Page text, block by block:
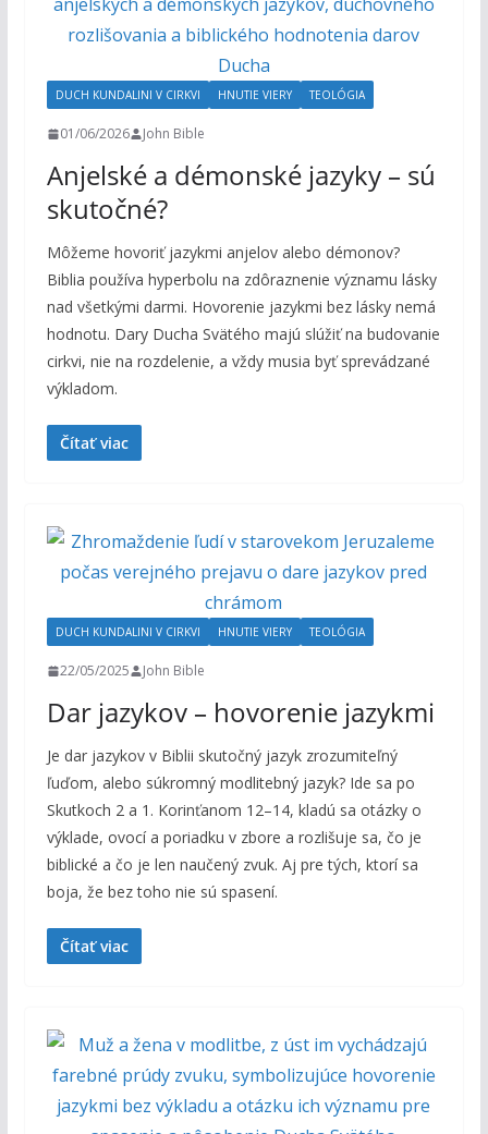
DUCH KUNDALINI V CIRKVI HNUTIE VIERY TEOLÓGIA
01/06/2026 John Bible
Anjelské a démonské jazyky – sú
skutočné?
Môžeme hovoriť jazykmi anjelov alebo démonov?
Biblia používa hyperbolu na zdôraznenie významu lásky
nad všetkými darmi. Hovorenie jazykmi bez lásky nemá
hodnotu. Dary Ducha Svätého majú slúžiť na budovanie
cirkvi, nie na rozdelenie, a vždy musia byť sprevádzané
výkladom.
Čítať viac
DUCH KUNDALINI V CIRKVI HNUTIE VIERY TEOLÓGIA
22/05/2025 John Bible
Dar jazykov – hovorenie jazykmi
Je dar jazykov v Biblii skutočný jazyk zrozumiteľný
ľuďom, alebo súkromný modlitebný jazyk? Ide sa po
Skutkoch 2 a 1. Korinťanom 12–14, kladú sa otázky o
výklade, ovocí a poriadku v zbore a rozlišuje sa, čo je
biblické a čo je len naučený zvuk. Aj pre tých, ktorí sa
boja, že bez toho nie sú spasení.
Čítať viac